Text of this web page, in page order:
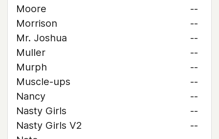
Moore
--
Morrison
--
Mr. Joshua
--
Muller
--
Murph
--
Muscle-ups
--
Nancy
--
Nasty Girls
--
Nasty Girls V2
--